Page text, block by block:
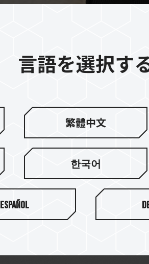
洗練さ
マットグレーの
重量はわずか
言語を選択す
繁體中文
한국어
Español